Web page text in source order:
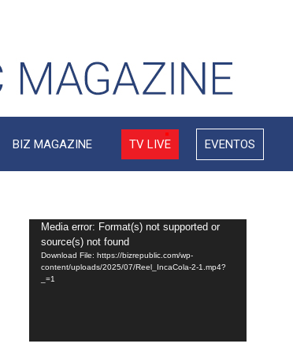
BIZ MAGAZINE TV LIVE EVENTOS
Video
Player
Media error: Format(s) not supported or
source(s) not found
Download File: https://bizrepublic.com/wp-
content/uploads/2025/07/Reel_IncaCola-2-1.mp4?
_=1